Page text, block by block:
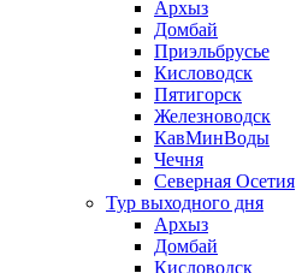
Архыз
Домбай
Приэльбрусье
Кисловодск
Пятигорск
Железноводск
КавМинВоды
Чечня
Северная Осетия
Тур выходного дня
Архыз
Домбай
Кисловодск